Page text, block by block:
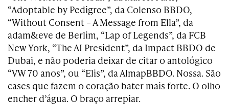
“Adoptable by Pedigree”, da Colenso BBDO,
“Without Consent – A Message from Ella”, da
adam&eve de Berlim, “Lap of Legends”, da FCB
New York, “The AI President”, da Impact BBDO de
Dubai, e não poderia deixar de citar o antológico
“VW 70 anos”, ou “Elis”, da AlmapBBDO. Nossa. São
cases que fazem o coração bater mais forte. O olho
encher d’água. O braço arrepiar.